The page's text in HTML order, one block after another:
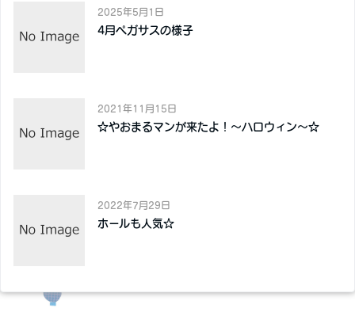
2025年5月1日
4月ペガサスの様子
2021年11月15日
☆やおまるマンが来たよ！～ハロウィン～☆
2022年7月29日
ホールも人気☆